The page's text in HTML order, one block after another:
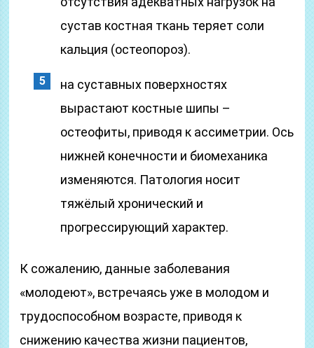
сустав костная ткань теряет соли
кальция (остеопороз).
на суставных поверхностях
вырастают костные шипы –
остеофиты, приводя к ассиметрии. Ось
нижней конечности и биомеханика
изменяются. Патология носит
тяжёлый хронический и
прогрессирующий характер.
К сожалению, данные заболевания
«молодеют», встречаясь уже в молодом и
трудоспособном возрасте, приводя к
снижению качества жизни пациентов,